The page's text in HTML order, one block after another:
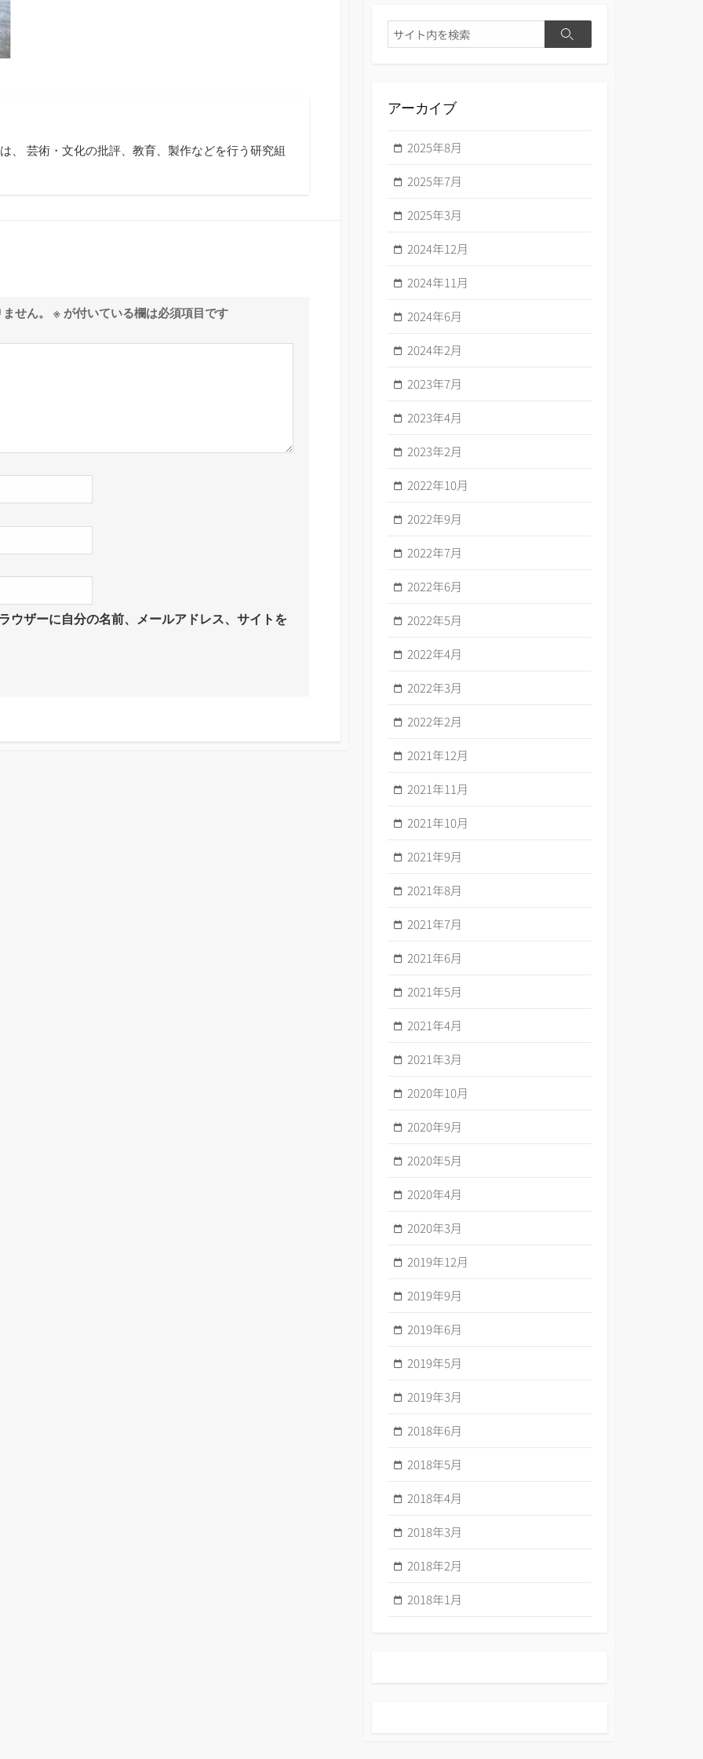
、 芸術・文化の批評、教育、製作などを行う研究組
せん。 ※が付いている欄は必須項目です
ウザーに自分の名前、メールアドレス、サイトを
検
索
検
アーカイブ
2025年8月
2025年7月
2025年3月
2024年12月
2024年11月
2024年6月
2024年2月
2023年7月
2023年4月
2023年2月
2022年10月
2022年9月
2022年7月
2022年6月
2022年5月
2022年4月
2022年3月
2022年2月
2021年12月
2021年11月
2021年10月
2021年9月
2021年8月
2021年7月
2021年6月
2021年5月
2021年4月
2021年3月
2020年10月
2020年9月
2020年5月
2020年4月
2020年3月
2019年12月
2019年9月
2019年6月
2019年5月
2019年3月
2018年6月
2018年5月
2018年4月
2018年3月
2018年2月
2018年1月